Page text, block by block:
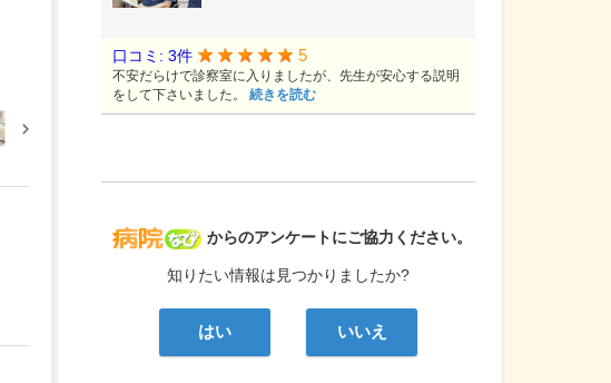
病院なび
からのアンケートにご協力ください。
知りたい情報は見つかりましたか?
はい いいえ
口コミ: 3件 5
不安だらけで診察室に入りましたが、先生が安心する説明
をして下さいました。 続きを読む